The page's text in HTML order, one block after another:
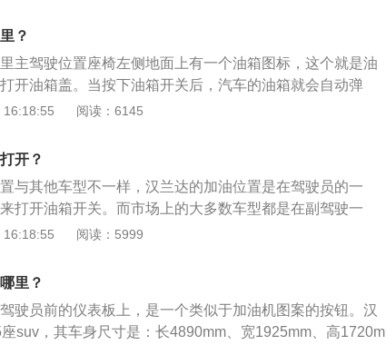
另外高配车型还配备了360度全景影像系统，与现款车型
力系统方面：新款汉兰达搭载的发动机为一台2.0T涡轮增
之匹配的是6速手自一体变速箱，在动力输出方面，最大
达后备箱尺寸为宽1000mm，高590mm，纵深1040mm，
，不用下车操作。后备箱内有照明灯，方便车主夜晚取放
位，不会因乱晃而产生异响。但衬板材质较硬，上面放重
？
主驾驶位置座椅左侧地面上有一个油箱图标，这个就是油
开油箱盖。当按下油箱开关后，汽车的油箱就会自动弹
可以通过这个方式打开汉兰达的油箱，在车子的后备箱还
款车使用的是日系原装进口的2.0T涡轮增压直喷发动机，
。2、在动力方面，这台发动机的最大功率为162千
米，在传动系统方面，与发动机相匹配的是6挡手自一体变
16:18:55 阅读：6145
开？
与其他车型不一样，汉兰达的加油位置是在驾驶员的一
打开油箱开关。而市场上的大多数车型都是在副驾驶一
的打开步骤如下：1、首先需要打开车门，进入车内。2、
关后，按下油箱开关即可打开油箱盖。
16:18:55 阅读：5999
里？
驶员前的仪表板上，是一个类似于加油机图案的按钮。汉
suv，其车身尺寸是：长4890mm、宽1925mm、高1720m